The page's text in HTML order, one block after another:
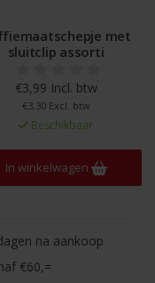
met
sluitclip assorti
€3,99 Incl. btw
€3,30 Excl. btw
Beschikbaar
In winkelwagen
na aankoop
€60,=